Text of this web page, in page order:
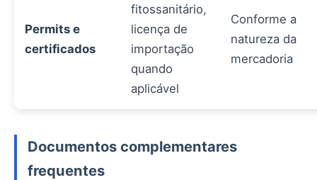
Permits e
certificados
fitossanitário,
licença de
importação
quando
aplicável
Conforme a
natureza da
mercadoria
Documentos complementares
frequentes